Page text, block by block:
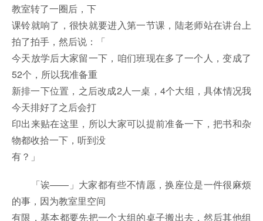
教室转了一圈后，下
课铃就响了，很快就要进入第一节课，陆老师站在讲台上
拍了拍手，然后说：「
今天放学后大家留一下，咱们班现在多了一个人，变成了
52个，所以我准备重
新排一下位置，之后改成2人一桌，4个大组，具体情况我
今天排好了之后会打
印出来贴在这里，所以大家可以提前准备一下，把书和杂
物都收拾一下，听到没
有？」
「诶——」大家都有些不情愿，换座位是一件很麻烦
的事，因为教室里空间
有限，基本都要先把一个大组的桌子搬出去，然后其他组